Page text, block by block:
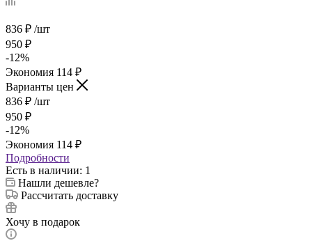
836 ₽ /шт
950 ₽
-12%
Экономия 114 ₽
Варианты цен
836 ₽ /шт
950 ₽
-12%
Экономия 114 ₽
Подробности
Есть в наличии: 1
Нашли дешевле?
Рассчитать доставку
Хочу в подарок